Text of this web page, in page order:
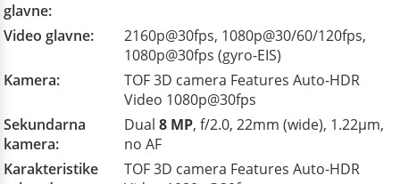
glavne:
Video glavne:
2160p@30fps, 1080p@30/60/120fps,
1080p@30fps (gyro-EIS)
Kamera:
TOF 3D camera Features Auto-HDR
Video 1080p@30fps
Sekundarna
kamera:
Dual 8 MP, f/2.0, 22mm (wide), 1.22µm,
no AF
Karakteristike
TOF 3D camera Features Auto-HDR